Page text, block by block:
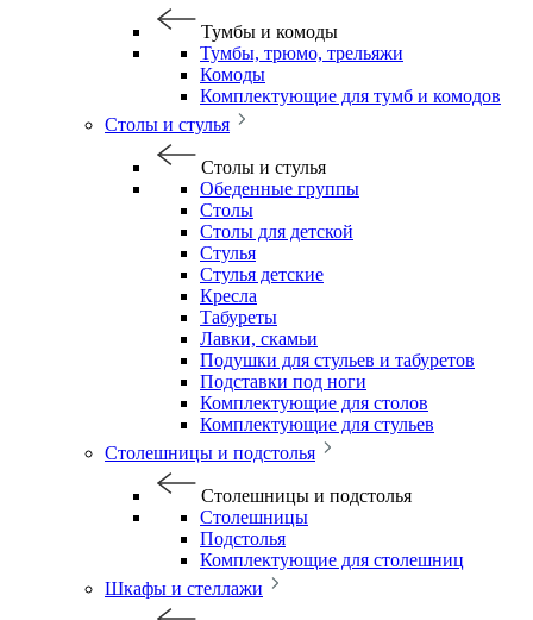
Тумбы и комоды
Тумбы, трюмо, трельяжи
Комоды
Комплектующие для тумб и комодов
Столы и стулья
Столы и стулья
Обеденные группы
Столы
Столы для детской
Стулья
Стулья детские
Кресла
Табуреты
Лавки, скамьи
Подушки для стульев и табуретов
Подставки под ноги
Комплектующие для столов
Комплектующие для стульев
Столешницы и подстолья
Столешницы и подстолья
Столешницы
Подстолья
Комплектующие для столешниц
Шкафы и стеллажи